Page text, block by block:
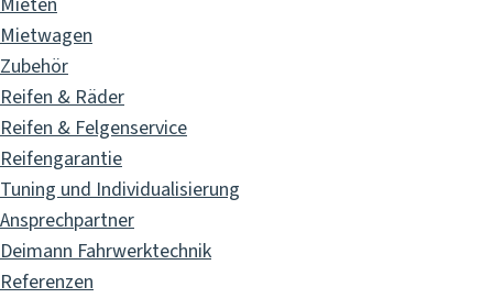
Mietwagen
Zubehör
Reifen & Räder
Reifen & Felgenservice
Reifengarantie
Tuning und Individualisierung
Ansprechpartner
Deimann Fahrwerktechnik
Referenzen